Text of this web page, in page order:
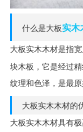
什么是大板实木
大板实木木材是指
块木板，它是经过
纹理和色泽，是最
大板实木木材的
大板实木木材具有